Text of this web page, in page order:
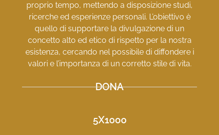
proprio tempo, mettendo a disposizione studi,
ricerche ed esperienze personali. L’obiettivo è
quello di supportare la divulgazione di un
concetto alto ed etico di rispetto per la nostra
esistenza, cercando nel possibile di diffondere i
valori e l’importanza di un corretto stile di vita.
DONA
5X1000